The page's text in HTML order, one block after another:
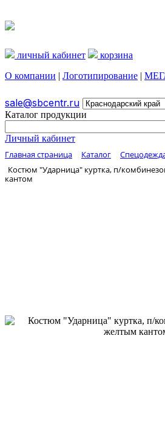
личный кабинет
корзина
О компании | Логотипирование |
sale@sbcentr.ru
Каталог продукции
Личный кабинет
Главная страница Каталог
Костюм "Ударница" куртка, п/
кантом